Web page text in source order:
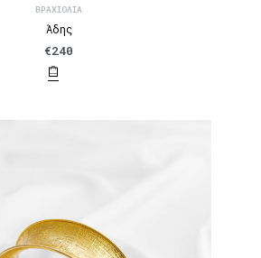
ΒΡΑΧΙΌΛΙΑ
Άδης
€240